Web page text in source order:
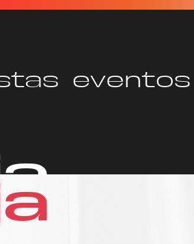
eventos